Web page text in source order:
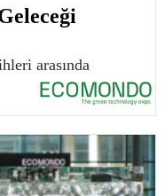
arasında